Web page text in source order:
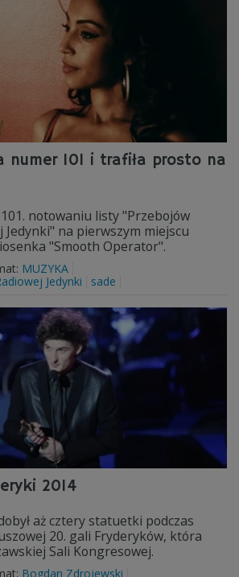
numer 101 i trafiła prosto na
notowaniu listy "Przebojów
Jedynki" na pierwszym miejscu
"Smooth Operator".
MUZYKA
Jedynki
sade
2014
aż cztery statuetki podczas
20. gali Fryderyków, która
Sali Kongresowej.
Bogdan Zdrojewski